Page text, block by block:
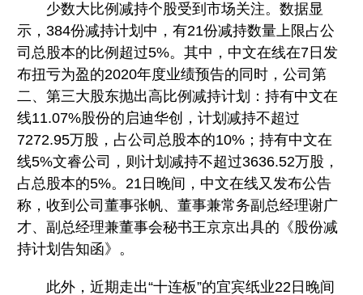
少数大比例减持个股受到市场关注。数据显
示，384份减持计划中，有21份减持数量上限占公
司总股本的比例超过5%。其中，中文在线在7日发
布扭亏为盈的2020年度业绩预告的同时，公司第
二、第三大股东抛出高比例减持计划：持有中文在
线11.07%股份的启迪华创，计划减持不超过
7272.95万股，占公司总股本的10%；持有中文在
线5%文睿公司，则计划减持不超过3636.52万股，
占总股本的5%。21日晚间，中文在线又发布公告
称，收到公司董事张帆、董事兼常务副总经理谢广
才、副总经理兼董事会秘书王京京出具的《股份减
持计划告知函》。
此外，近期走出“十连板”的宜宾纸业22日晚间